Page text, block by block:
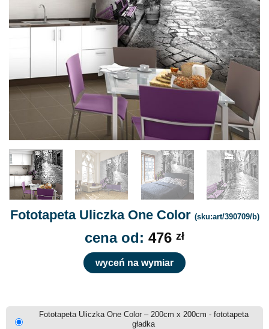
Fototapeta Uliczka One Color (sku:art/390709/b)
cena od: 476 zł
wyceń na wymiar
Fototapeta Uliczka One Color – 200cm x 200cm - fototapeta
gładka